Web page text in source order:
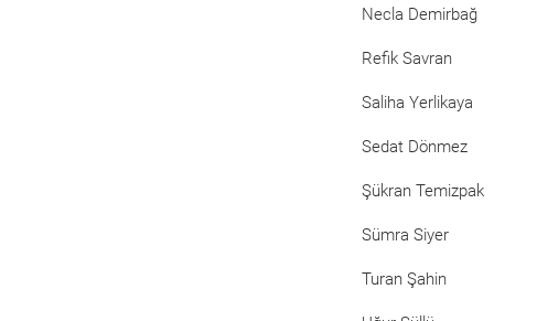
Necla Demirbağ
Refik Savran
Saliha Yerlikaya
Sedat Dönmez
Şükran Temizpak
Sümra Siyer
Turan Şahin